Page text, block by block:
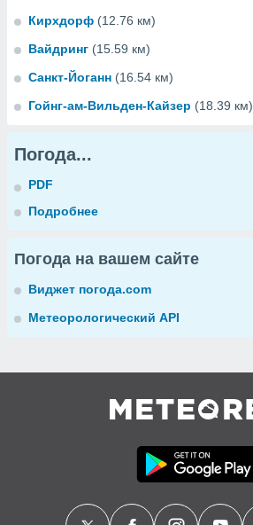
Кирхдорф (12.76 км)
Вайдринг (15.59 км)
Санкт-Йоганн (16.54 км)
Гойнг-ам-Вильден-Кайзер (18.39 км)
Погода...
PDF
Подробнее
Погода на вашем сайте
Виджет погода.com
Метеорологический API